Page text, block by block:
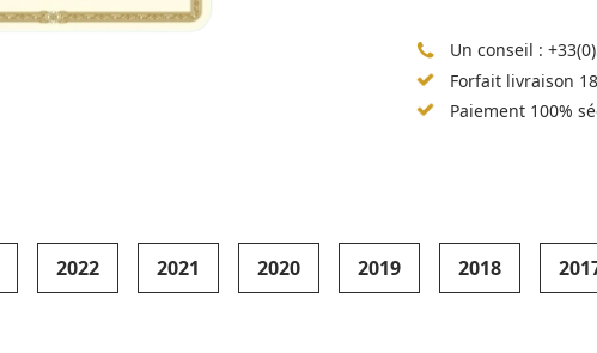
Un conseil :
Forfait livraison
Paiement 100%
2022 2021 2020 2019 2018